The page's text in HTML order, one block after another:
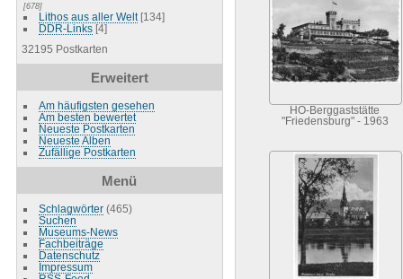
[678]
Lithos aus aller Welt [134]
DDR-Links [4]
32195 Postkarten
Erweitert
Am häufigsten gesehen
Am besten bewertet
Neueste Postkarten
Neueste Alben
Zufällige Postkarten
Menü
Schlagwörter(465)
Suchen
Museums-News
Fachbeiträge
Datenschutz
Impressum
HO-Berggaststätte
"Friedensburg" - 1963